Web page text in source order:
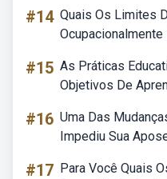
#14 Quais Os Limites
#15 As Práticas
Objetivos De
#16 Uma Das
Impediu Sua
#17 Para Você Quais